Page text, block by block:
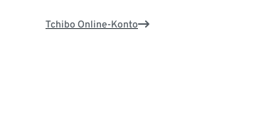
Tchibo Online-Konto